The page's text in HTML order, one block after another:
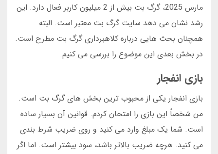
مارس 2025، گرگ بت بیش از 2 میلیون کاربر فعال دارد. این
رشد نشان می دهد سایت گرگ بت معتبر است. البته
همچنان بحث هایی درباره کلاهبرداری گرگ بت مطرح است.
در بخش بعدی این موضوع را بررسی می کنیم.
بازی انفجار
بازی انفجار یکی از محبوب ترین بخش های گرگ بت است.
من شخصاً این بازی را امتحان کردم. قوانین آن بسیار ساده
است. شما یک مبلغ وارد می کنید و روی ضریب شرط بندی
می کنید. هرچه ضریب بالاتر باشد، سود بیشتر است. اما اگر